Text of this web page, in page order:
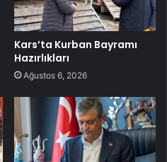
Kars’ta Kurban Bayramı
Hazırlıkları
Ağustos 6, 2026